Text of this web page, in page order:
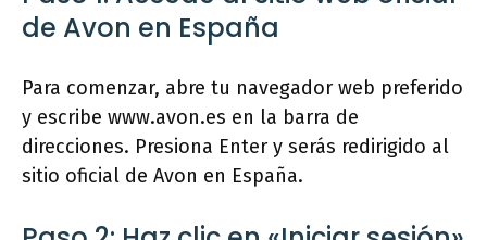
de Avon en España
Para comenzar, abre tu navegador web preferido
y escribe www.avon.es en la barra de
direcciones. Presiona Enter y serás redirigido al
sitio oficial de Avon en España.